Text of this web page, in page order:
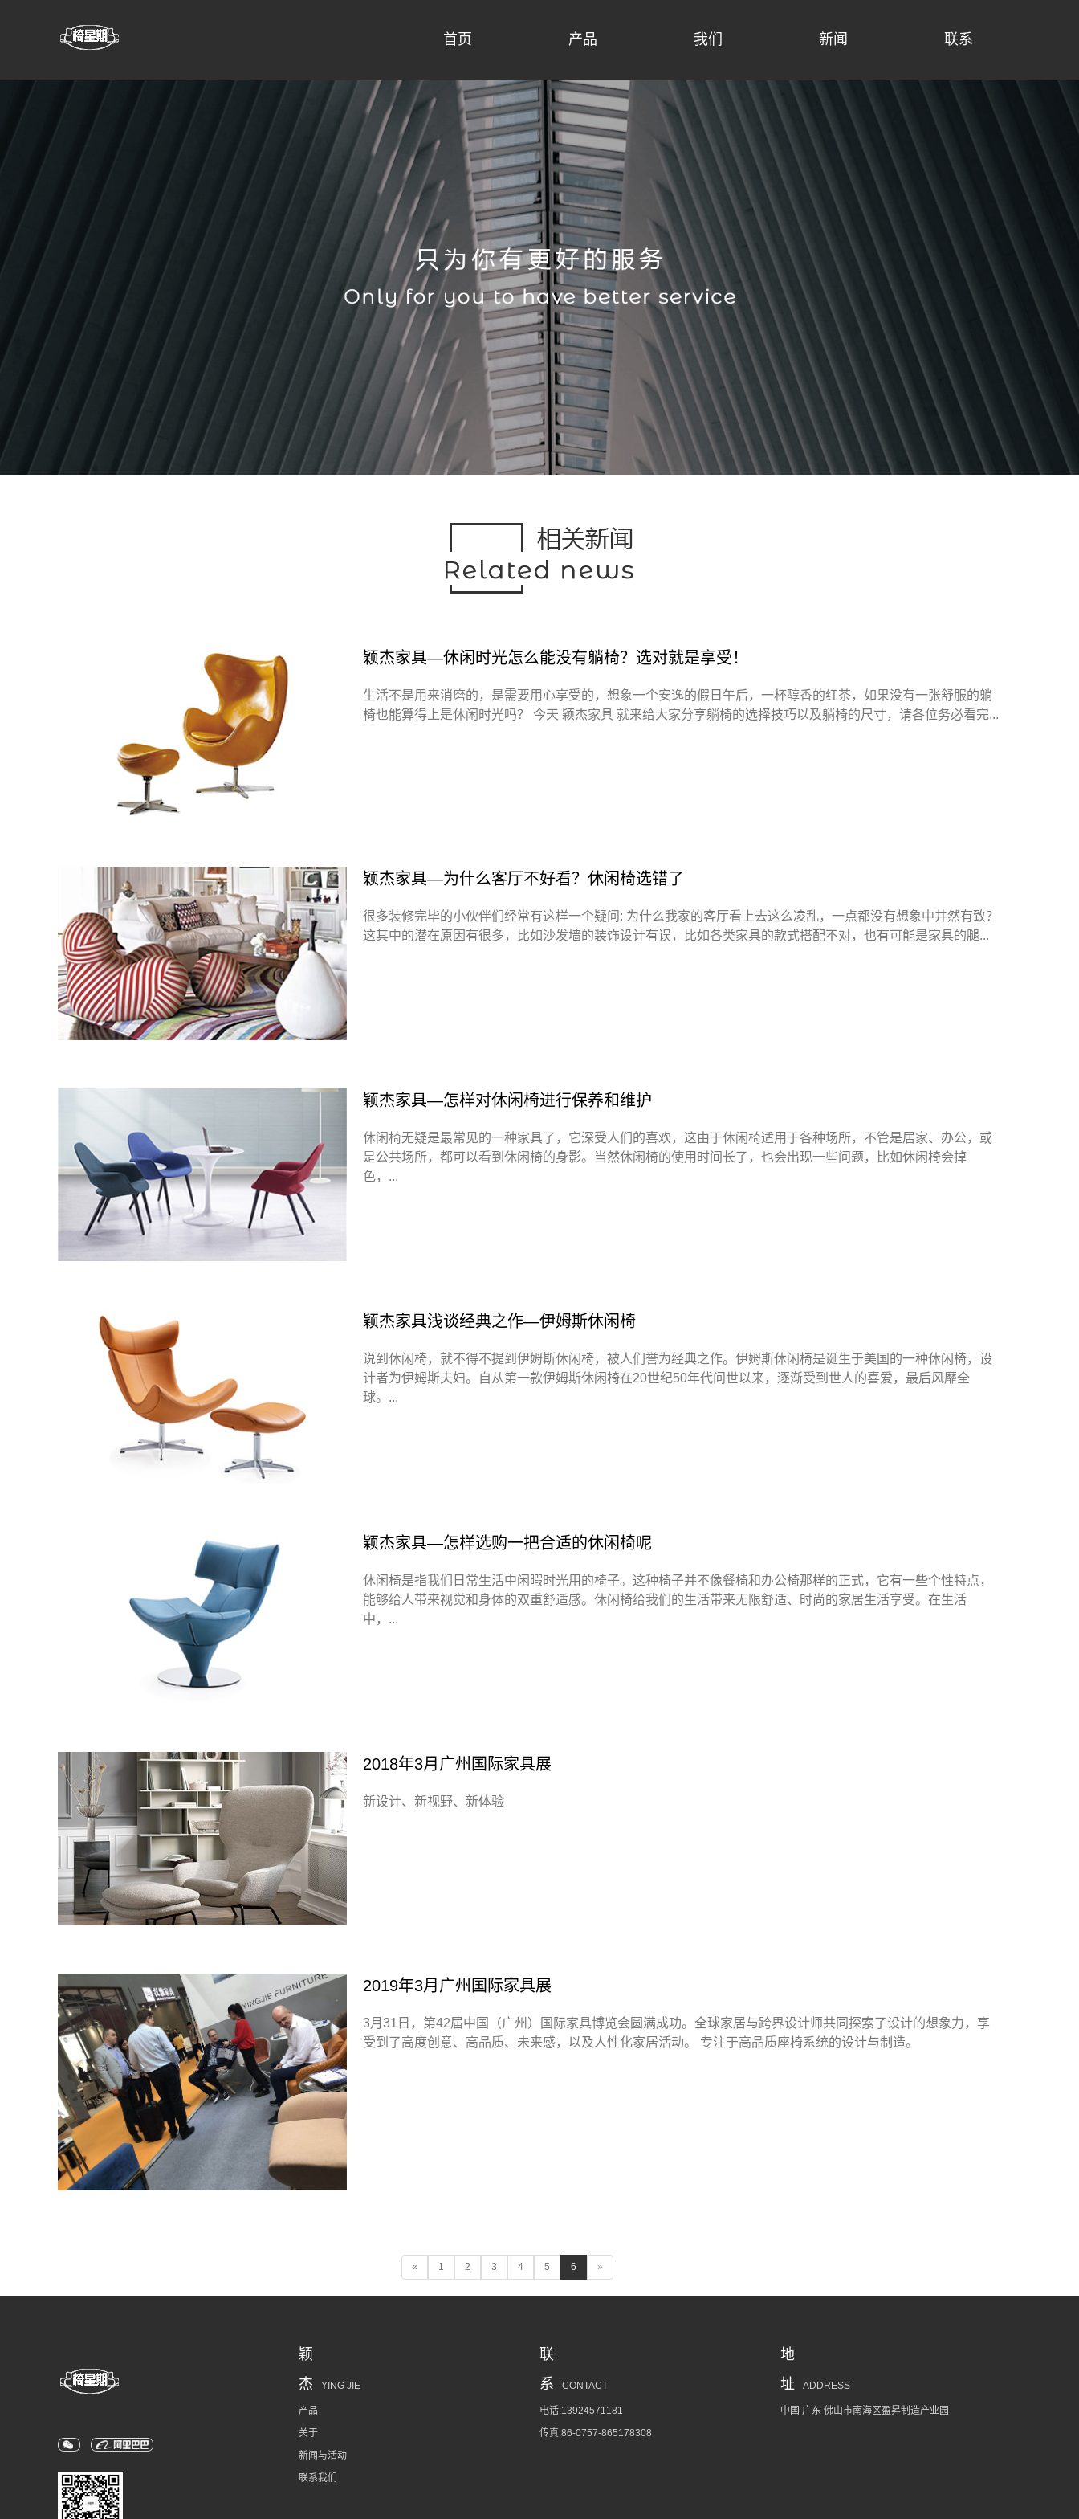
首页 产品 我们 新闻 联系
颖杰家具—休闲时光怎么能没有躺椅？选对就是享受！
生活不是用来消磨的，是需要用心享受的，想象一个安逸的假日午后，一杯醇香的红茶，如果没有一张舒服的躺
椅也能算得上是休闲时光吗？ 今天 颖杰家具 就来给大家分享躺椅的选择技巧以及躺椅的尺寸，请各位务必看完...
颖杰家具—为什么客厅不好看？休闲椅选错了
很多装修完毕的小伙伴们经常有这样一个疑问: 为什么我家的客厅看上去这么凌乱，一点都没有想象中井然有致？
这其中的潜在原因有很多，比如沙发墙的装饰设计有误，比如各类家具的款式搭配不对，也有可能是家具的腿...
颖杰家具—怎样对休闲椅进行保养和维护
休闲椅无疑是最常见的一种家具了，它深受人们的喜欢，这由于休闲椅适用于各种场所，不管是居家、办公，或
是公共场所，都可以看到休闲椅的身影。当然休闲椅的使用时间长了，也会出现一些问题，比如休闲椅会掉
色，...
颖杰家具浅谈经典之作—伊姆斯休闲椅
说到休闲椅，就不得不提到伊姆斯休闲椅，被人们誉为经典之作。伊姆斯休闲椅是诞生于美国的一种休闲椅，设
计者为伊姆斯夫妇。自从第一款伊姆斯休闲椅在20世纪50年代问世以来，逐渐受到世人的喜爱，最后风靡全
球。...
颖杰家具—怎样选购一把合适的休闲椅呢
休闲椅是指我们日常生活中闲暇时光用的椅子。这种椅子并不像餐椅和办公椅那样的正式，它有一些个性特点，
能够给人带来视觉和身体的双重舒适感。休闲椅给我们的生活带来无限舒适、时尚的家居生活享受。在生活
中，...
2018年3月广州国际家具展
新设计、新视野、新体验
2019年3月广州国际家具展
3月31日，第42届中国（广州）国际家具博览会圆满成功。全球家居与跨界设计师共同探索了设计的想象力，享
受到了高度创意、高品质、未来感，以及人性化家居活动。 专注于高品质座椅系统的设计与制造。
« 1 2 3 4 5 6 »
颖
杰
YING JIE
产品
关于
新闻与活动
联系我们
联
系
CONTACT
电话:13924571181
传真:86-0757-865178308
地
址
ADDRESS
中国 广东 佛山市南海区盈昇制造产业园